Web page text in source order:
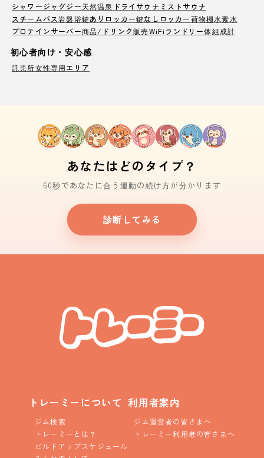
シャワージャグジー天然温泉 ドライサウナ ミストサウナ
スチームバス岩盤浴鍵ありロッカー鍵なしロッカー荷物棚水素水
プロテインサーバー商品/ドリンク販売WiFi ランドリー体組成計
初心者向け・安心感
託児所女性専用エリア
あなたはどのタイプ？
60秒であなたに合う運動の続け方が分かります
診断してみる
トレーミーについて
ジム検索
トレーミーとは？
ビルドアップスケジュール
利用者案内
ジム運営者の皆さまへ
トレーミー利用者の皆さまへ